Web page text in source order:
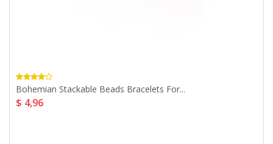
Bohemian Stackable Beads Bracelets For...
$ 4,96